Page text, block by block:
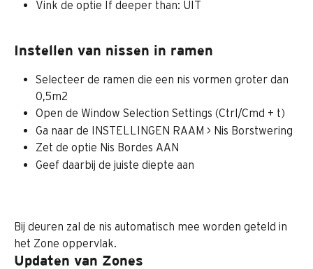
Vink de optie If deeper than: UIT
Instellen van nissen in ramen
Selecteer de ramen die een nis vormen groter dan
0,5m2
Open de Window Selection Settings (Ctrl/Cmd + t)
Ga naar de INSTELLINGEN RAAM > Nis Borstwering
Zet de optie Nis Bordes AAN
Geef daarbij de juiste diepte aan
Bij deuren zal de nis automatisch mee worden geteld in
het Zone oppervlak.
Updaten van Zones